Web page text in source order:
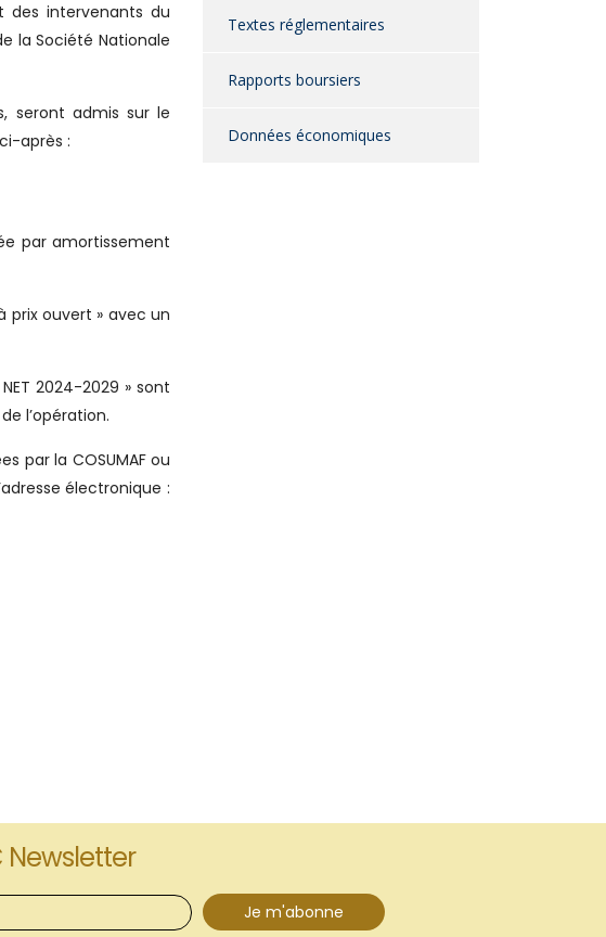
des intervenants du
la Société Nationale
seront admis sur le
après :
par amortissement
prix ouvert » avec un
2024-2029 » sont
l’opération.
par la COSUMAF ou
électronique :
Textes réglementaires
Rapports boursiers
Données économiques
Newsletter
Je m'abonne